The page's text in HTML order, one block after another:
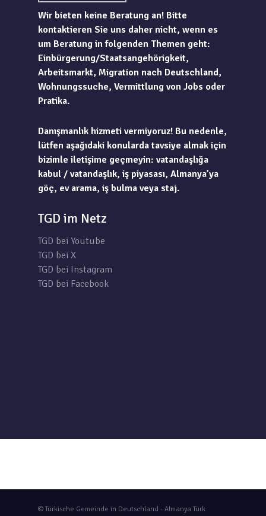
Wir bieten keine Beratung an! Bitte
kontaktieren Sie uns daher nicht, wenn es
um Beratung in folgenden Themen geht:
Einbürgerung/Staatsangehörigkeit,
Arbeitsmarkt, Migration nach Deutschland,
Wohnungssuche, Vermittlung von Jobs oder
Pratika.
Danışmanlık hizmeti vermiyoruz! Bu nedenle,
lütfen aşağıdaki konularda tavsiye almak için
bizimle iletişime geçmeyin: vatandaşlığa
kabul / vatandaşlık, iş piyasası, Almanya’ya
göç, ev arama, iş bulma veya staj.
TGD im Netz
TGD bei Youtube
TGD bei X
TGD bei Instagram
TGD bei Facebook
© Türkische Gemeinde in Deutschland - Almanya Türk